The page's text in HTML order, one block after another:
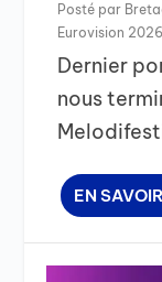
Posté par
Eurovision 2026
Dernier
nous
EN